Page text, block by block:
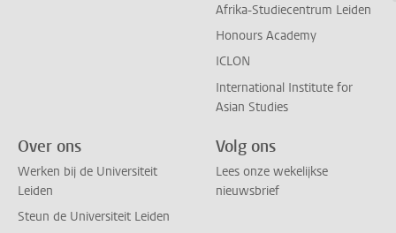
Afrika-Studiecentrum Leiden
Honours Academy
ICLON
International Institute for
Asian Studies
Over ons
Werken bij de Universiteit
Leiden
Steun de Universiteit Leiden
Volg ons
Lees onze wekelijkse
nieuwsbrief